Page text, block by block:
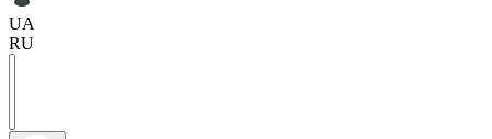
UA
RU